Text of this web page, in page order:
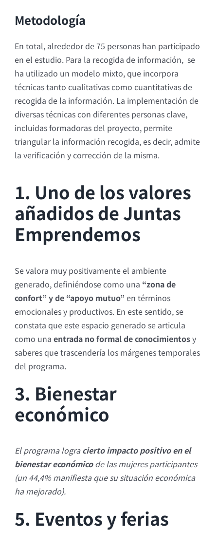
Metodología
En total, alrededor de 75 personas han participado
en el estudio. Para la recogida de información, se
ha utilizado un modelo mixto, que incorpora
técnicas tanto cualitativas como cuantitativas de
recogida de la información. La implementación de
diversas técnicas con diferentes personas clave,
incluidas formadoras del proyecto, permite
triangular la información recogida, es decir, admite
la verificación y corrección de la misma.
1. Uno de los valores
añadidos de Juntas
Emprendemos
Se valora muy positivamente el ambiente
generado, definiéndose como una “zona de
confort” y de “apoyo mutuo”en términos
emocionales y productivos. En este sentido, se
constata que este espacio generado se articula
como una entrada no formal de conocimientosy
saberes que trascendería los márgenes temporales
del programa.
3. Bienestar
económico
El programa logracierto impacto positivo en el
bienestar económicode las mujeres participantes
(un 44,4% manifiesta que su situación económica
ha mejorado).
5. Eventos y ferias